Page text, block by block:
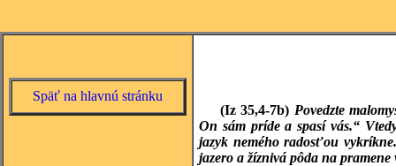
Späť na hlavnú stránku
(Iz35,4-7b) Povedzte
On sám príde a spasí vás.“
jazyk nemého radosťou
jazero a žíznivá pôda na pramene